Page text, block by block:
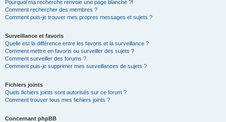
Pourquoi ma recherche renvoie une page blanche ?!
Comment rechercher des membres ?
Comment puis-je trouver mes propres messages et sujets ?
Surveillance et favoris
Quelle est la différence entre les favoris et la surveillance ?
Comment mettre en favoris ou surveiller des sujets ?
Comment surveiller des forums ?
Comment puis-je supprimer mes surveillances de sujets ?
Fichiers joints
Quels fichiers joints sont autorisés sur ce forum ?
Comment trouver tous mes fichiers joints ?
Concernant phpBB